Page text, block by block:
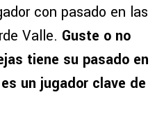
con pasado en las
Valle. Guste o no
tiene su pasado en
un jugador clave de